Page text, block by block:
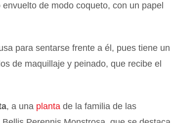
de modo coqueto, con un papel
para sentarse frente a él, pues tiene un
de maquillaje y peinado, que recibe el
, a una planta de la familia de las